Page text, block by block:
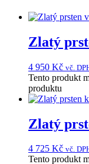
Zlatý
4 950 Kč vč.
Tento produkt
produktu
Zlatý
4 725 Kč vč.
Tento produkt